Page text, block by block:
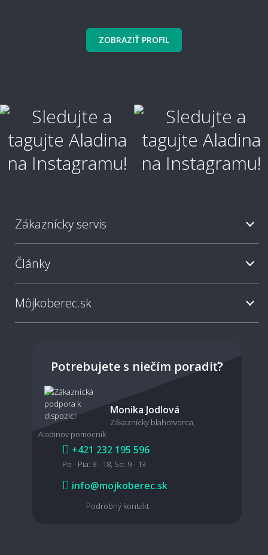
Ako sa koberec čistí a udržuje?
Ako vyčistiť škvrny?
Ako je koberec odolný voči škvrnám?
Aký typ koberca je najjednoduchší na
Dá sa koberec povysávať robotickým
vysávačom?
Je možné koberec čistiť mokrou cestou?
ZOBRAZIŤ PROFIL
Zákaznícky servis
Články
Môjkoberec.sk
Potrebujete s niečím poradiť?
Monika Jodlová
Zákaznícky blahotvorca,
Aladinov pomocník
+421 232 195 596
Po - Pia: 8 - 18, So: 9 - 13
info@mojkoberec.sk
Podrobný kontakt